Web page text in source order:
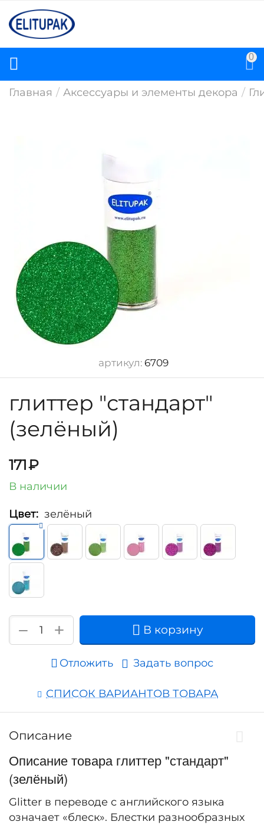
0
Главная / Аксессуары и элементы декора /
артикул: 6709
глиттер "стандарт"
(зелёный)
171₽
В наличии
Цвет: зелёный
+
− В корзину
Отложить Задать вопрос
СПИСОК ВАРИАНТОВ ТОВАРА
Описание
Описание товара глиттер "стандарт"
(зелёный)
Glitter в переводе с английского языка
означает «блеск». Блестки разнообразных